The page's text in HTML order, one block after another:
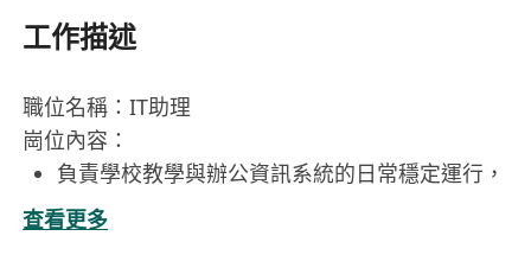
工作描述
職位名稱：IT助理
崗位內容：
負責學校教學與辦公資訊系統的日常穩定運行，
支援成人學員及教師的IT需求，保障多媒體教
室、電腦機房及線上教學平臺順暢運作；
查看更多